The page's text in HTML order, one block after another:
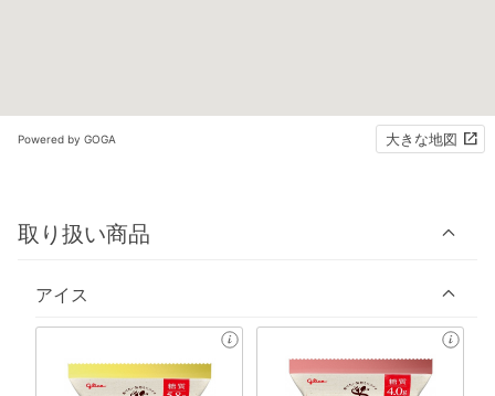
Powered by GOGA 大きな地図
取り扱い商品
アイス